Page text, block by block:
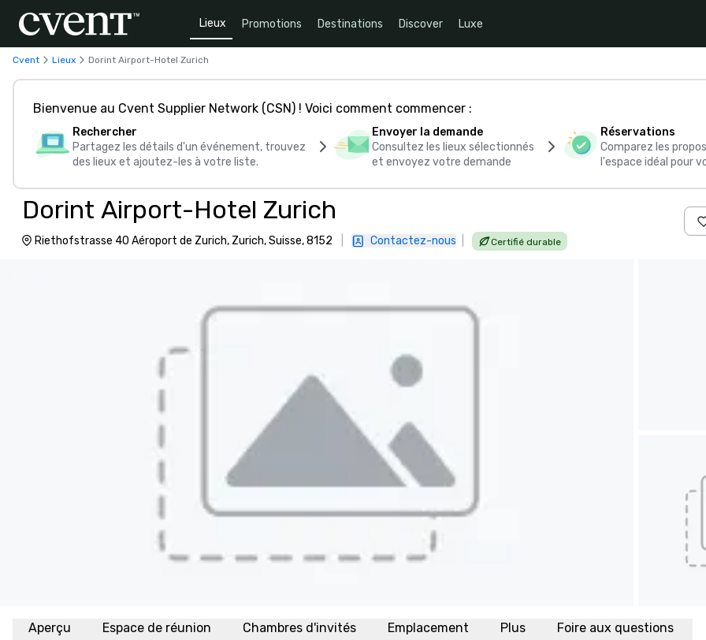
Lieux Promotions Destinations Discover Luxe
Cvent Lieux Dorint Airport-Hotel Zurich
Bienvenue au Cvent Supplier Network (CSN) ! Voici comment commencer :
Rechercher
Partagez les détails d'un événement, trouvez
des lieux et ajoutez-les à votre liste.
Envoyer la demande
Consultez les lieux sélectionnés
et envoyez votre demande
Réservations
Comparez les
l'espace idéal pour
Dorint Airport-Hotel Zurich
Riethofstrasse 40 Aéroport de Zurich, Zurich, Suisse, 8152 Contactez-nous Certifié durable
Aperçu Espace de réunion Chambres d'invités Emplacement Plus Foire aux questions